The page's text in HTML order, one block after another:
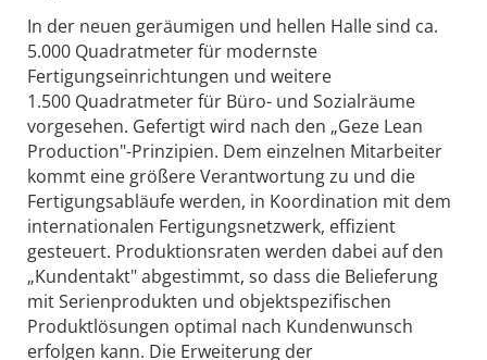
In der neuen geräumigen und hellen Halle sind ca.
5.000 Quadratmeter für modernste
Fertigungseinrichtungen und weitere
1.500 Quadratmeter für Büro- und Sozialräume
vorgesehen. Gefertigt wird nach den „Geze Lean
Production"-Prinzipien. Dem einzelnen Mitarbeiter
kommt eine größere Verantwortung zu und die
Fertigungsabläufe werden, in Koordination mit dem
internationalen Fertigungsnetzwerk, effizient
gesteuert. Produktionsraten werden dabei auf den
„Kundentakt" abgestimmt, so dass die Belieferung
mit Serienprodukten und objektspezifischen
Produktlösungen optimal nach Kundenwunsch
erfolgen kann. Die Erweiterung der